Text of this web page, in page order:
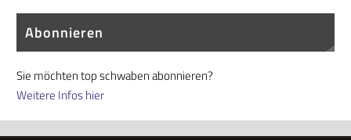
Abonnieren
Sie möchten top schwaben abonnieren?
Weitere Infos hier